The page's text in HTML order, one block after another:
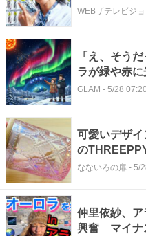
を見に行き
WEBザテレビジ
「え、そう
ラが緑や赤
潜む意外な仕
GLAM - 5/28 07:20
可愛いデザ
の
なないろの扉 - 5/
仲里依紗、
興奮 マイナ